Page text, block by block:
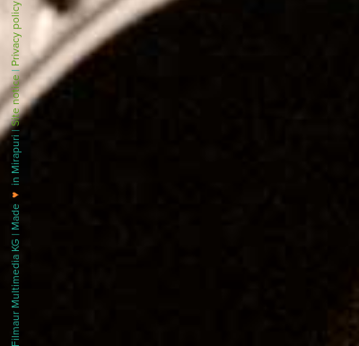
♥
in Mirapuri |
Site notice
|
Privacy policy